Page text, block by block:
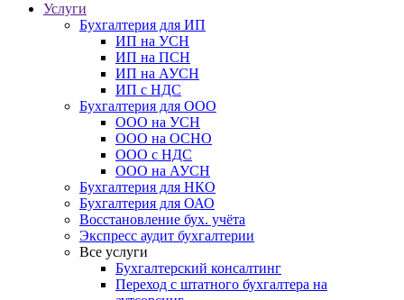
Услуги
Бухгалтерия для ИП
ИП на УСН
ИП на ПСН
ИП на АУСН
ИП с НДС
Бухгалтерия для ООО
ООО на УСН
ООО на ОСНО
ООО с НДС
ООО на АУСН
Бухгалтерия для НКО
Бухгалтерия для ОАО
Восстановление бух. учёта
Экспресс аудит бухгалтерии
Все услуги
Бухгалтерский консалтинг
Переход с штатного бухгалтера на